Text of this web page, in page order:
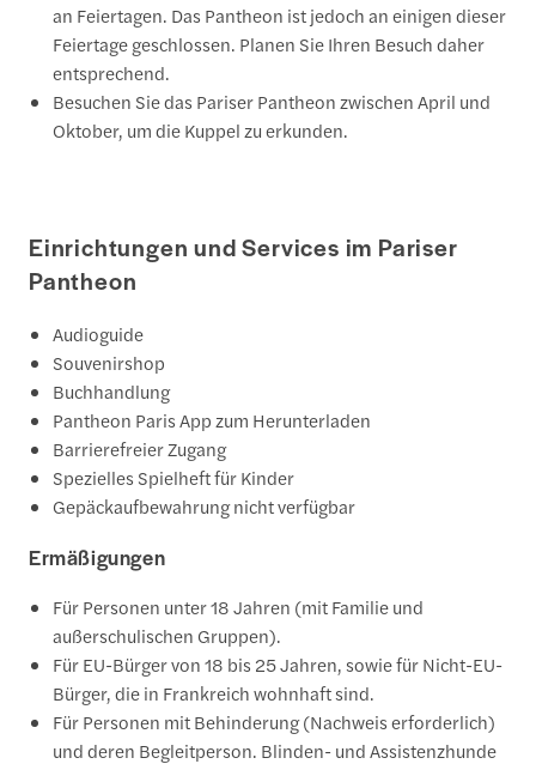
an Feiertagen. Das Pantheon ist jedoch an einigen dieser
Feiertage geschlossen. Planen Sie Ihren Besuch daher
entsprechend.
Besuchen Sie das Pariser Pantheon zwischen April und
Oktober, um die Kuppel zu erkunden.
Einrichtungen und Services im Pariser
Pantheon
Audioguide
Souvenirshop
Buchhandlung
Pantheon Paris App zum Herunterladen
Barrierefreier Zugang
Spezielles Spielheft für Kinder
Gepäckaufbewahrung nicht verfügbar
Ermäßigungen
Für Personen unter 18 Jahren (mit Familie und
außerschulischen Gruppen).
Für EU-Bürger von 18 bis 25 Jahren, sowie für Nicht-EU-
Bürger, die in Frankreich wohnhaft sind.
Für Personen mit Behinderung (Nachweis erforderlich)
und deren Begleitperson. Blinden- und Assistenzhunde